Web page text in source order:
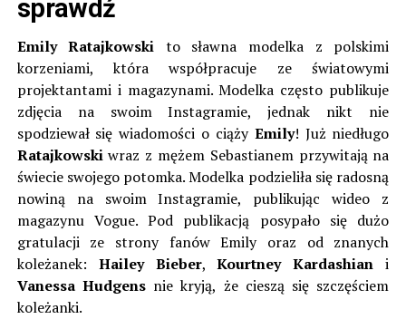
sprawdź
Emily Ratajkowski to sławna modelka z polskimi
korzeniami, która współpracuje ze światowymi
projektantami i magazynami. Modelka często publikuje
zdjęcia na swoim Instagramie, jednak nikt nie
spodziewał się wiadomości o ciąży Emily! Już niedługo
Ratajkowskiwraz z mężem Sebastianem przywitają na
świecie swojego potomka. Modelka podzieliła się radosną
nowiną na swoim Instagramie, publikując wideo z
magazynu Vogue. Pod publikacją posypało się dużo
gratulacji ze strony fanów Emily oraz od znanych
koleżanek: Hailey Bieber,Kourtney Kardashian i
Vanessa Hudgensnie kryją, że cieszą się szczęściem
koleżanki.